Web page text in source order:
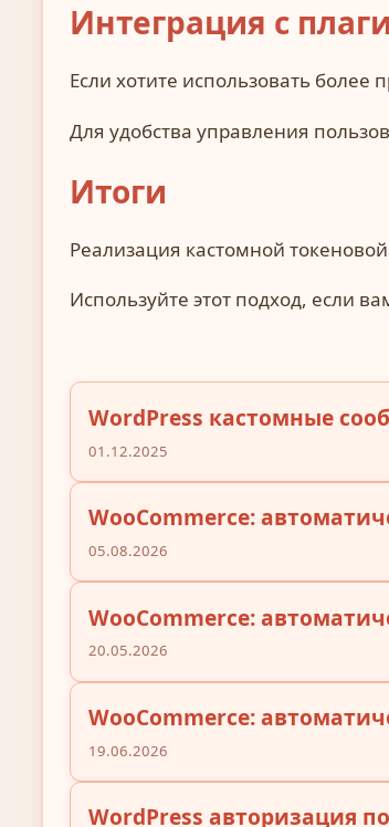
Интеграция с
Если хотите использовать
Для удобства управления
Итоги
Реализация кастомной
Используйте этот подход, если
WordPress кастомные
01.12.2025
WooCommerce:
05.08.2026
WooCommerce:
20.05.2026
WooCommerce:
19.06.2026
WordPress авторизация